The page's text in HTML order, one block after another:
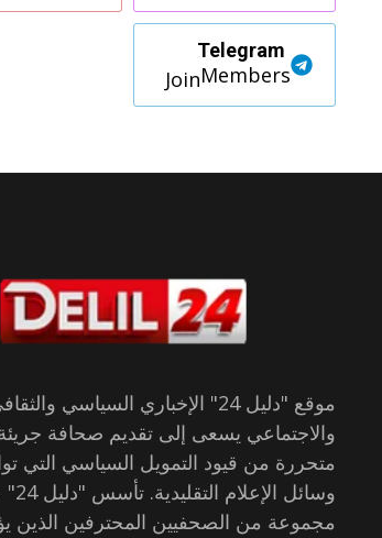
Telegram
Members
Join
موقع "دليل 24" الإخباري السياسي
والاجتماعي يسعى إلى تقديم صحافة
متحررة من قيود التمويل السياسي التي
وسائل
مجموعة من الصحفيين المحترفين الذين